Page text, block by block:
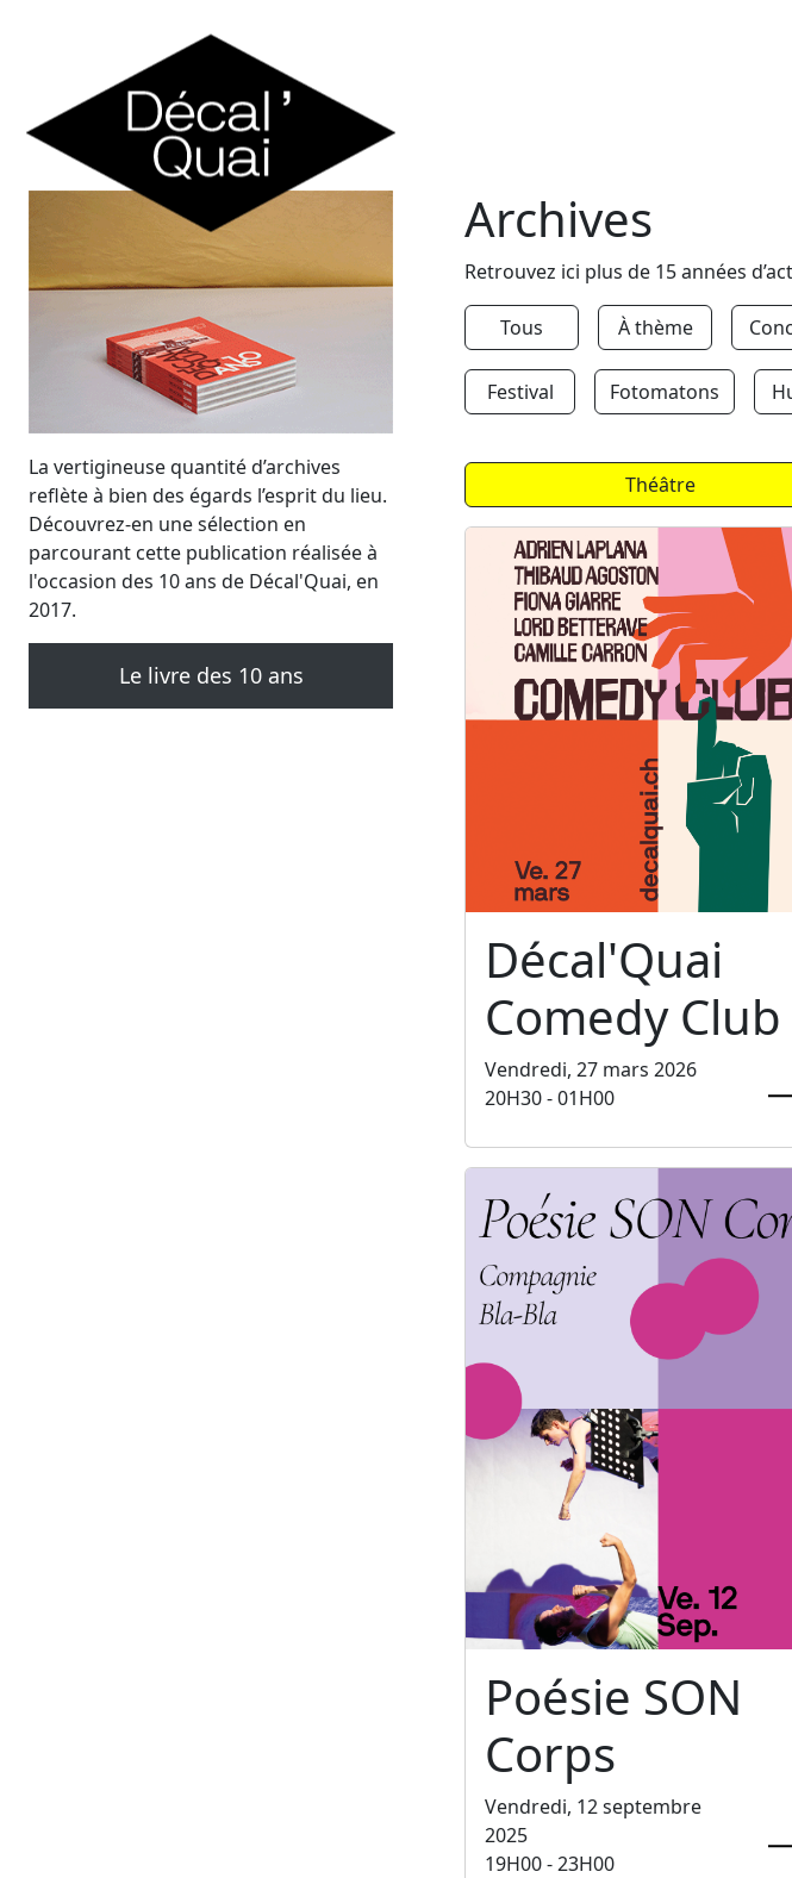
La vertigineuse quantité d’archives
reflète à bien des égards l’esprit du lieu.
Découvrez-en une sélection en
parcourant cette publication réalisée à
l'occasion des 10 ans de Décal'Quai, en
2017.
Le livre des 10 ans
Archives
Retrouvez ici plus de 15 années
Tous À thème
Festival Fotomatons
Théâtre
Décal'Quai
Comedy Club
Vendredi, 27 mars 2026
20H30 - 01H00
Poésie SON
Corps
Vendredi, 12 septembre
2025
19H00 - 23H00